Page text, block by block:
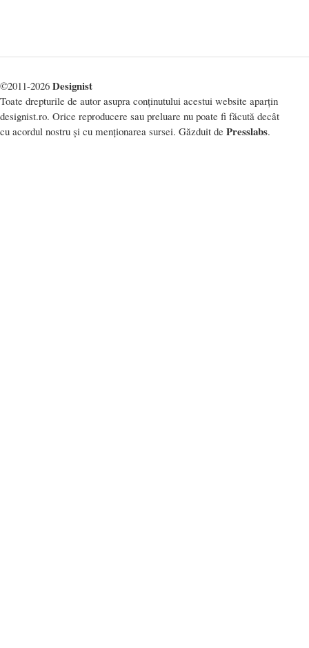
©2011-2026 Designist
Toate drepturile de autor asupra conținutului acestui website aparțin
designist.ro. Orice reproducere sau preluare nu poate fi făcută decât
cu acordul nostru și cu menționarea sursei. Găzduit de Presslabs.